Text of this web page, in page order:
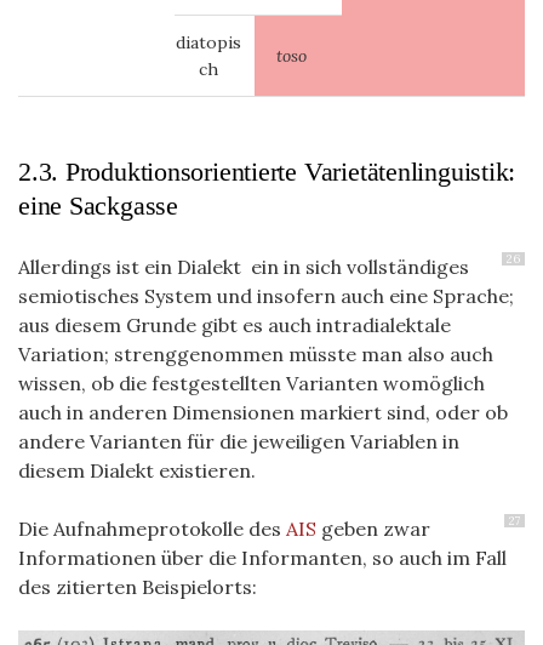
diatopis
ch
toso
2.3. Produktionsorientierte Varietätenlinguistik:
eine Sackgasse
26
Allerdings ist ein Dialekt ein in sich vollständiges
semiotisches System und insofern auch eine Sprache;
aus diesem Grunde gibt es auch intradialektale
Variation; strenggenommen müsste man also auch
wissen, ob die festgestellten Varianten womöglich
auch in anderen Dimensionen markiert sind, oder ob
andere Varianten für die jeweiligen Variablen in
diesem Dialekt existieren.
27
Die Aufnahmeprotokolle des AIS geben zwar
Informationen über die Informanten, so auch im Fall
des zitierten Beispielorts: